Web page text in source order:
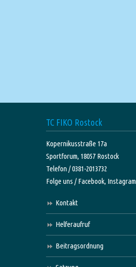
TC FIKO Rostock
Kopernikusstraße 17a
Sportforum, 18057 Rostock
Telefon / 0381-2013732
Folge uns /Facebook, Instagram
Kontakt
Helferaufruf
Beitragsordnung